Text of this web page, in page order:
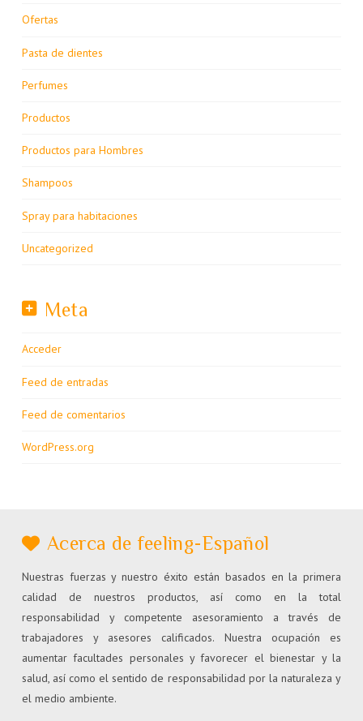
Ofertas
Pasta de dientes
Perfumes
Productos
Productos para Hombres
Shampoos
Spray para habitaciones
Uncategorized
Meta
Acceder
Feed de entradas
Feed de comentarios
WordPress.org
Acerca de feeling-Español
Nuestras fuerzas y nuestro éxito están basados en la primera
calidad de nuestros productos, así como en la total
responsabilidad y competente asesoramiento a través de
trabajadores y asesores calificados. Nuestra ocupación es
aumentar facultades personales y favorecer el bienestar y la
salud, así como el sentido de responsabilidad por la naturaleza y
el medio ambiente.